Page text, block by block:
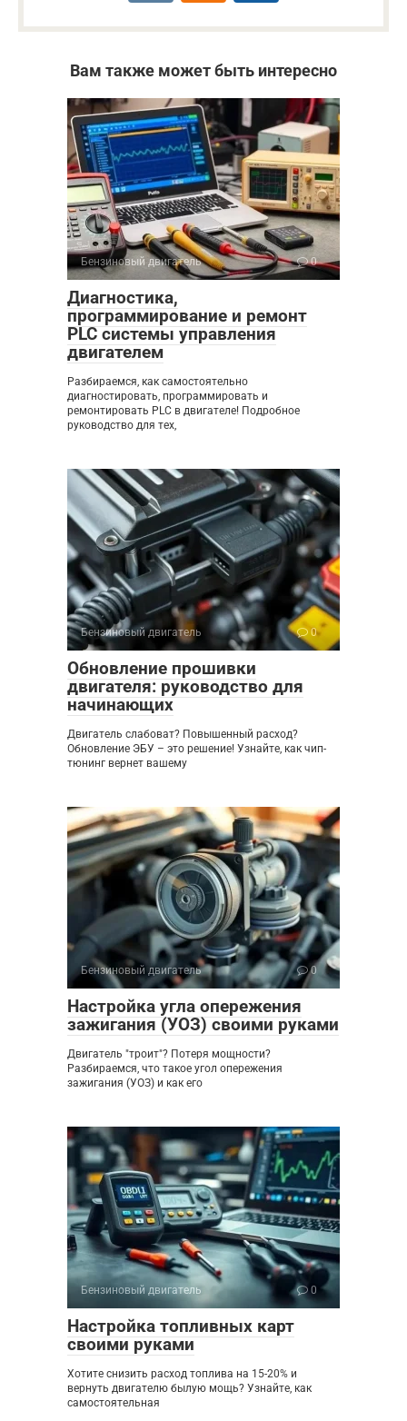
Вам также может быть интересно
Бензиновый двигатель 0
Диагностика,
программирование и ремонт
PLC системы управления
двигателем
Разбираемся, как самостоятельно
диагностировать, программировать и
ремонтировать PLC в двигателе! Подробное
руководство для тех,
Бензиновый двигатель 0
Обновление прошивки
двигателя: руководство для
начинающих
Двигатель слабоват? Повышенный расход?
Обновление ЭБУ – это решение! Узнайте, как чип-
тюнинг вернет вашему
Бензиновый двигатель 0
Настройка угла опережения
зажигания (УОЗ) своими руками
Двигатель "троит"? Потеря мощности?
Разбираемся, что такое угол опережения
зажигания (УОЗ) и как его
Бензиновый двигатель 0
Настройка топливных карт
своими руками
Хотите снизить расход топлива на 15-20% и
вернуть двигателю былую мощь? Узнайте, как
самостоятельная